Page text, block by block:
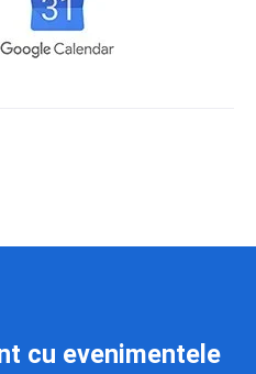
cu evenimentele